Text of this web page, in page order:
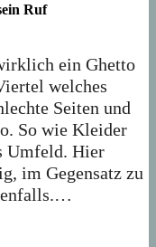
Ruf
ein Ghetto
welches
Seiten und
So wie Kleider
Umfeld. Hier
im Gegensatz zu